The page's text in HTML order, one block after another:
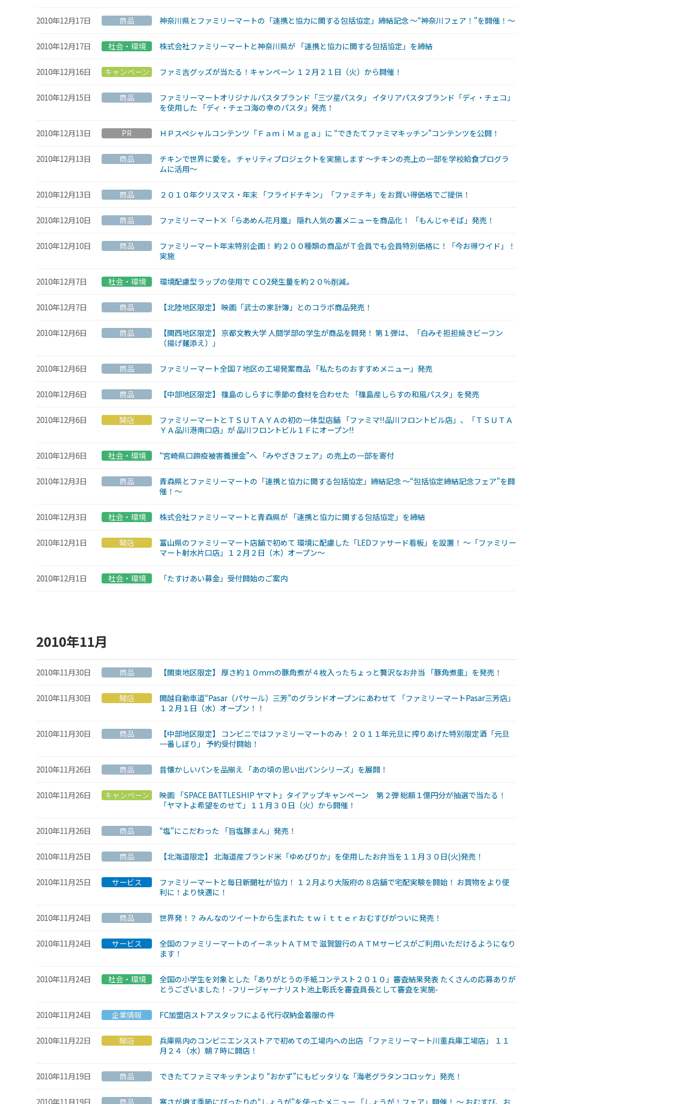
2010年12月17日 商品 神奈川県とファミリーマートの「連携と協力に関する包括協定」締結記念 〜“神奈川フェア！”を開催！〜
2010年12月17日 社会・環境 株式会社ファミリーマートと神奈川県が 「連携と協力に関する包括協定」を締結
2010年12月16日 キャンペーン ファミ吉グッズが当たる！キャンペーン １２月２１日（火）から開催！
2010年12月15日 商品
ファミリーマートオリジナルパスタブランド「三ツ星パスタ」 イタリアパスタブランド「ディ・チェコ」
を使用した 「ディ・チェコ海の幸のパスタ」発売！
2010年12月13日 PR ＨＰスペシャルコンテンツ「ＦａｍｉＭａｇａ」に “できたてファミマキッチン”コンテンツを公開！
2010年12月13日 商品
チキンで世界に愛を。 チャリティプロジェクトを実施します 〜チキンの売上の一部を学校給食プログラ
ムに活用〜
2010年12月13日 商品 ２０１０年クリスマス・年末 「フライドチキン」「ファミチキ」をお買い得価格でご提供！
2010年12月10日 商品 ファミリーマート×「らあめん花月嵐」 隠れ人気の裏メニューを商品化！ 「もんじゃそば」発売！
2010年12月10日 商品
ファミリーマート年末特別企画！ 約２００種類の商品がＴ会員でも会員特別価格に！「今お得ワイド」！
実施
2010年12月7日 社会・環境 環境配慮型ラップの使用で ＣＯ2発生量を約２０％削減。
2010年12月7日 商品 【北陸地区限定】 映画「武士の家計簿」とのコラボ商品発売！
2010年12月6日 商品
【関西地区限定】 京都文教大学 人間学部の学生が商品を開発！ 第１弾は、「白みそ担担焼きビーフン
（揚げ麺添え）」
2010年12月6日 商品 ファミリーマート全国７地区の工場発案商品 「私たちのおすすめメニュー」発売
2010年12月6日 商品 【中部地区限定】 篠島のしらすに季節の食材を合わせた 「篠島産しらすの和風パスタ」を発売
2010年12月6日 開店
ファミリーマートとＴＳＵＴＡＹＡの初の一体型店舗 「ファミマ!!品川フロントビル店」、「ＴＳＵＴＡ
ＹＡ品川港南口店」が 品川フロントビル１Ｆにオープン!!
2010年12月6日 社会・環境 “宮崎県口蹄疫被害義援金”へ 「みやざきフェア」の売上の一部を寄付
2010年12月3日 商品
青森県とファミリーマートの「連携と協力に関する包括協定」締結記念 〜“包括協定締結記念フェア”を開
催！〜
2010年12月3日 社会・環境 株式会社ファミリーマートと青森県が 「連携と協力に関する包括協定」を締結
2010年12月1日 開店
富山県のファミリーマート店舗で初めて 環境に配慮した「LEDファサード看板」を設置！ 〜「ファミリー
マート射水片口店」１２月２日（木）オープン〜
2010年12月1日 社会・環境 「たすけあい募金」受付開始のご案内
2010年11月
2010年11月30日 商品 【関東地区限定】 厚さ約１０ｍｍの豚角煮が４枚入ったちょっと贅沢なお弁当 「豚角煮重」を発売！
2010年11月30日 開店
関越自動車道“Pasar（パサール）三芳”のグランドオープンにあわせて 「ファミリーマートPasar三芳店」
１２月１日（水）オープン！！
2010年11月30日 商品
【中部地区限定】 コンビニではファミリーマートのみ！ ２０１１年元旦に搾りあげた特別限定酒「元旦
一番しぼり」 予約受付開始！
2010年11月26日 商品 昔懐かしいパンを品揃え 「あの頃の思い出パンシリーズ」を展開！
2010年11月26日 キャンペーン
映画 「SPACE BATTLESHIP ヤマト」タイアップキャンペーン 第２弾 総額１億円分が抽選で当たる！
「ヤマトよ希望をのせて」１１月３０日（火）から開催！
2010年11月26日 商品 “塩”にこだわった 「旨塩豚まん」発売！
2010年11月25日 商品 【北海道限定】 北海道産ブランド米「ゆめぴりか」を使用したお弁当を１１月３０日(火)発売！
2010年11月25日 サービス
ファミリーマートと毎日新聞社が協力！ １２月より大阪府の８店舗で宅配実験を開始！ お買物をより便
利に！より快適に！
2010年11月24日 商品 世界発！？ みんなのツイートから生まれた ｔｗｉｔｔｅｒおむすびがついに発売！
2010年11月24日 サービス
全国のファミリーマートのイーネットＡＴＭで 滋賀銀行のＡＴＭサービスがご利用いただけるようになり
ます！
2010年11月24日 社会・環境
全国の小学生を対象とした「ありがとうの手紙コンテスト２０１０」審査結果発表 たくさんの応募ありが
とうございました！ -フリージャーナリスト池上彰氏を審査員長として審査を実施-
2010年11月24日 企業情報 FC加盟店ストアスタッフによる代行収納金着服の件
2010年11月22日 開店
兵庫県内のコンビニエンスストアで初めての工場内への出店 「ファミリーマート川重兵庫工場店」 １１
月２４（水）朝７時に開店！
2010年11月19日 商品 できたてファミマキッチンより “おかず”にもピッタリな「海老グラタンコロッケ」発売！
2010年11月19日 商品 寒さが増す季節にぴったりの“しょうが”を使ったメニュー 「しょうが！フェア」開催！ 〜 おむすび、お